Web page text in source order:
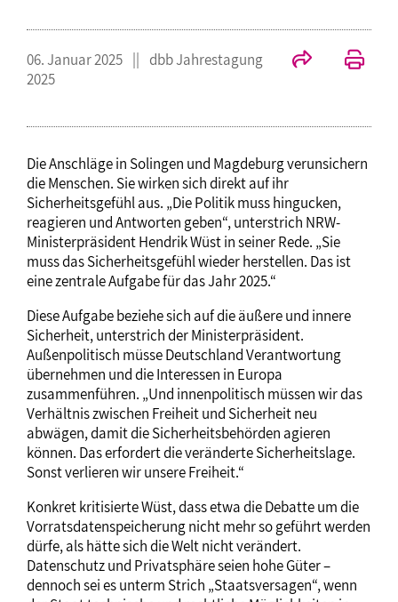
06. Januar 2025
dbb Jahrestagung
2025
Die Anschläge in Solingen und Magdeburg verunsichern
die Menschen. Sie wirken sich direkt auf ihr
Sicherheitsgefühl aus. „Die Politik muss hingucken,
reagieren und Antworten geben“, unterstrich NRW-
Ministerpräsident Hendrik Wüst in seiner Rede. „Sie
muss das Sicherheitsgefühl wieder herstellen. Das ist
eine zentrale Aufgabe für das Jahr 2025.“
Diese Aufgabe beziehe sich auf die äußere und innere
Sicherheit, unterstrich der Ministerpräsident.
Außenpolitisch müsse Deutschland Verantwortung
übernehmen und die Interessen in Europa
zusammenführen. „Und innenpolitisch müssen wir das
Verhältnis zwischen Freiheit und Sicherheit neu
abwägen, damit die Sicherheitsbehörden agieren
können. Das erfordert die veränderte Sicherheitslage.
Sonst verlieren wir unsere Freiheit.“
Konkret kritisierte Wüst, dass etwa die Debatte um die
Vorratsdatenspeicherung nicht mehr so geführt werden
dürfe, als hätte sich die Welt nicht verändert.
Datenschutz und Privatsphäre seien hohe Güter –
dennoch sei es unterm Strich „Staatsversagen“, wenn